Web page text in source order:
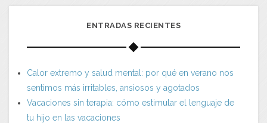
ENTRADAS RECIENTES
Calor extremo y salud mental: por qué en verano nos
sentimos más irritables, ansiosos y agotados
Vacaciones sin terapia: cómo estimular el lenguaje de
tu hijo en las vacaciones